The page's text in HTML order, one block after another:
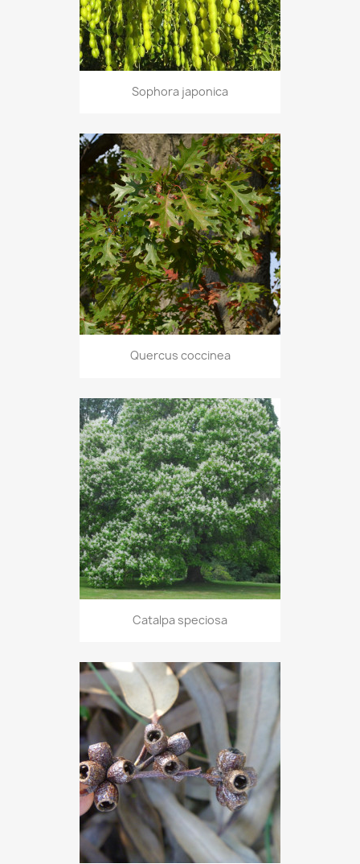
Sophora japonica
Quercus coccinea
Catalpa speciosa